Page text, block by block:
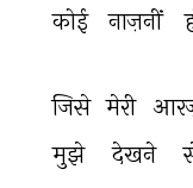
कोई
नाज़नीं
जिसे मेरी
मुझे
देखने